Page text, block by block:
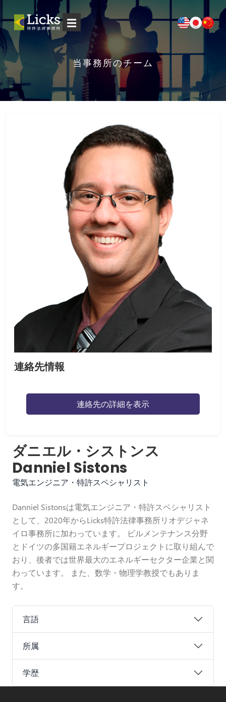
☰
当事務所のチーム
連絡先情報
連絡先の詳細を表示
ダニエル・シストンス
Danniel Sistons
電気エンジニア・特許スペシャリスト
Danniel Sistonsは電気エンジニア・特許スペシャリスト
として、2020年からLicks特許法律事務所リオデジャネ
イロ事務所に加わっています。 ビルメンテナンス分野
とドイツの多国籍エネルギープロジェクトに取り組んで
おり、後者では世界最大のエネルギーセクター企業と関
わっています。 また、数学・物理学教授でもありま
す。
言語
所属
学歴